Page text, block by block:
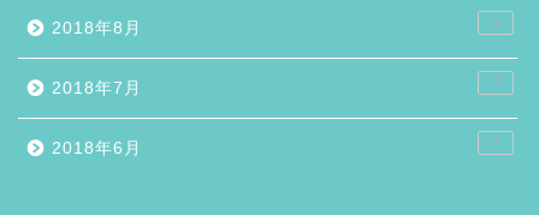
2018年8月 1
2018年7月 7
2018年6月 7